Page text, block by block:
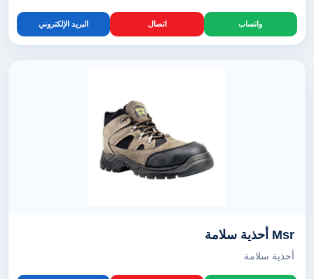
واتساب اتصال البريد الإلكتروني
Msr أحذية سلامة
أحذية سلامة